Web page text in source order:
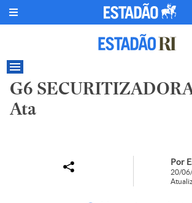
G6
Ata
Por
20/